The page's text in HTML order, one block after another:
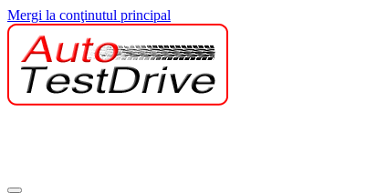
Mergi la conţinutul principal